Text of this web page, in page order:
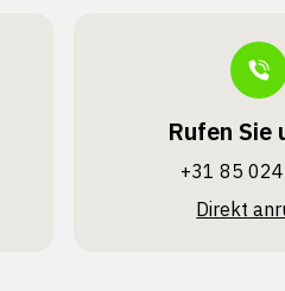
Rufen Sie
+31 85
Direkt